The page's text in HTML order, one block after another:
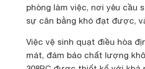
phòng làm việc, nơi yêu cầu
sự cân bằng khó đạt được,
Việc vệ sinh quạt điều hòa
mát, đảm bảo chất lượng